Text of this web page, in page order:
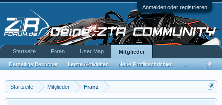
Anmelden oder registrieren
Startseite Mitglieder Franz
Startseite Foren User Map Mitglieder
Derzeitige Besucher Letzte Aktivitäten Neue Profilnachrichten